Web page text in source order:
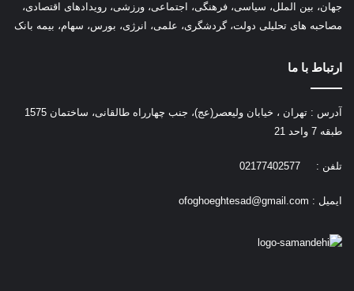
جهان، بین الملل، سیاسی، فرهنگی، اجتماعی، ورزشی، رویدادهای اقتصادی،
مصاحبه های تحلیلی دولت، گردشگری، علمی، انرژی، بورس، سهام، بیمه بانک
ارتباط با ما
آدرس : تهران ، خیابان ولیعصر(عج)، جنب چهارراه طالقانی، ساختمان 1575
طبقه 7 واحد 21
تلفن : 02177402577
ایمیل : ofoghoeghtesad@gmail.com